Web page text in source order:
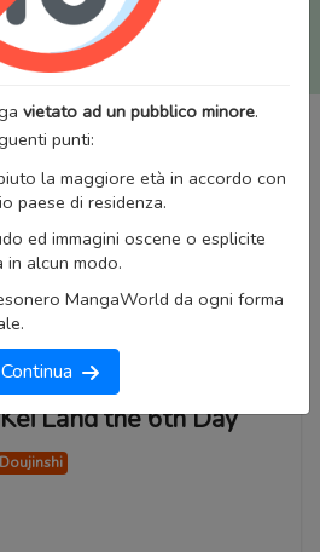
con il tuo account di MangaWorld
condivisi tra i due siti,
inclusi bookmarks e premium
vietato ad un pubblico minore.
punti:
la maggiore età in accordo con
paese di residenza.
ed immagini oscene o esplicite
in alcun modo.
MangaWorld da ogni forma
Continua
Land the 6th Day
Doujinshi